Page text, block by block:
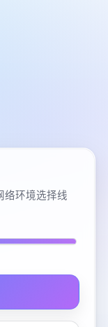
络环境选择线